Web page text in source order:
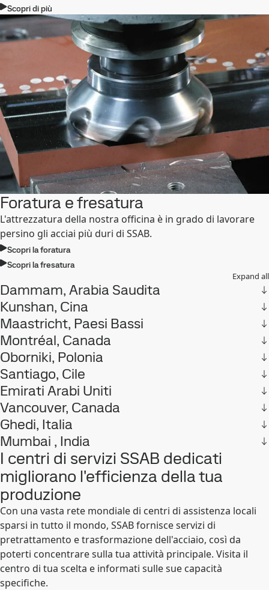
Scopri di più
Foratura e fresatura
L'attrezzatura della nostra officina è in grado di lavorare
persino gli acciai più duri di SSAB.
Scopri la foratura
Scopri la fresatura
Expand all
Dammam, Arabia Saudita
Kunshan, Cina
Maastricht, Paesi Bassi
Montréal, Canada
Oborniki, Polonia
Santiago, Cile
Emirati Arabi Uniti
Vancouver, Canada
Ghedi, Italia
Mumbai , India
I centri di servizi SSAB dedicati
migliorano l'efficienza della tua
produzione
Con una vasta rete mondiale di centri di assistenza locali
sparsi in tutto il mondo, SSAB fornisce servizi di
pretrattamento e trasformazione dell'acciaio, così da
poterti concentrare sulla tua attività principale. Visita il
centro di tua scelta e informati sulle sue capacità
specifiche.